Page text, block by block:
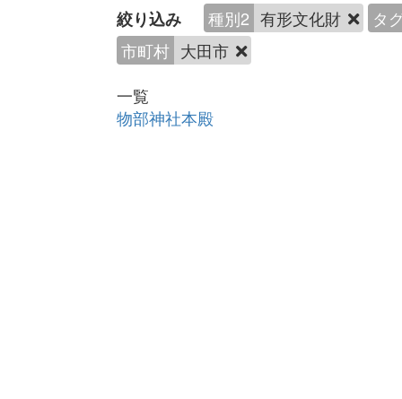
絞り込み 種別2 有形文化財
タ
市町村 大田市
一覧
物部神社本殿